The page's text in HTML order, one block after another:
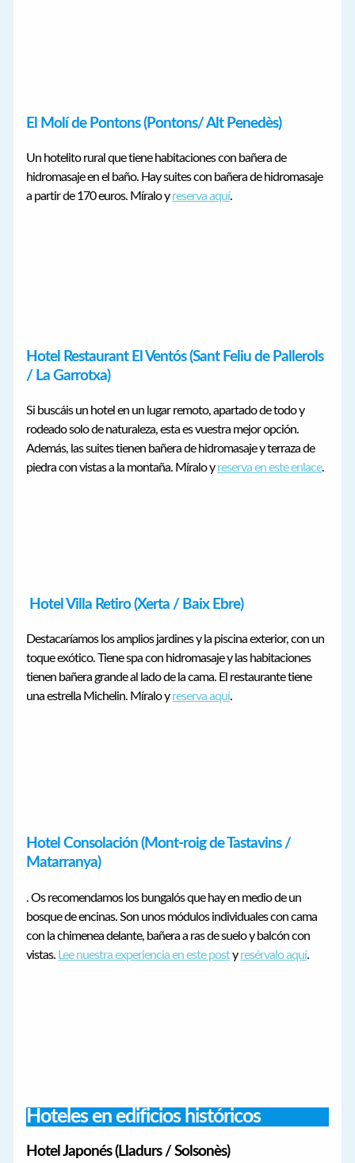
El Molí de Pontons (Pontons/ Alt Penedès)
Un hotelito rural que tiene habitaciones con bañera de
hidromasaje en el baño. Hay suites con bañera de hidromasaje
a partir de 170 euros. Míralo yreserva aquí.
Hotel Restaurant El Ventós (Sant Feliu de Pallerols
/ La Garrotxa)
Si buscáis un hotel en un lugar remoto, apartado de todo y
rodeado solo de naturaleza, esta es vuestra mejor opción.
Además, las suites tienen bañera de hidromasaje y terraza de
piedra con vistas a la montaña. Míralo yreserva en este enlace.
Hotel Villa Retiro (Xerta / Baix Ebre)
Destacaríamos los amplios jardines y la piscina exterior, con un
toque exótico. Tiene spa con hidromasaje y las habitaciones
tienen bañera grande al lado de la cama. El restaurante tiene
una estrella Michelin. Míralo yreserva aquí.
Hotel Consolación (Mont-roig de Tastavins /
Matarranya)
. Os recomendamos los bungalós que hay en medio de un
bosque de encinas. Son unos módulos individuales con cama
con la chimenea delante, bañera a ras de suelo y balcón con
vistas. Lee nuestra experiencia en este postyresérvalo aquí.
Hoteles en edificios históricos
Hotel Japonés (Lladurs / Solsonès)